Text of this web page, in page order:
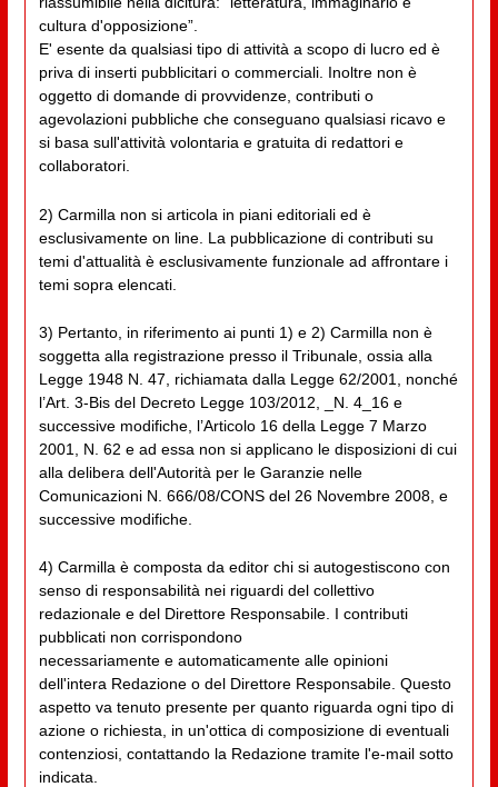
cultura d'opposizione”.
E' esente da qualsiasi tipo di attività a scopo di lucro ed è
priva di inserti pubblicitari o commerciali. Inoltre non è
oggetto di domande di provvidenze, contributi o
agevolazioni pubbliche che conseguano qualsiasi ricavo e
si basa sull'attività volontaria e gratuita di redattori e
collaboratori.
2) Carmilla non si articola in piani editoriali ed è
esclusivamente on line. La pubblicazione di contributi su
temi d'attualità è esclusivamente funzionale ad affrontare i
temi sopra elencati.
3) Pertanto, in riferimento ai punti 1) e 2) Carmilla non è
soggetta alla registrazione presso il Tribunale, ossia alla
Legge 1948 N. 47, richiamata dalla Legge 62/2001, nonché
l’Art. 3-Bis del Decreto Legge 103/2012, _N. 4_16 e
successive modifiche, l’Articolo 16 della Legge 7 Marzo
2001, N. 62 e ad essa non si applicano le disposizioni di cui
alla delibera dell'Autorità per le Garanzie nelle
Comunicazioni N. 666/08/CONS del 26 Novembre 2008, e
successive modifiche.
4) Carmilla è composta da editor chi si autogestiscono con
senso di responsabilità nei riguardi del collettivo
redazionale e del Direttore Responsabile. I contributi
pubblicati non corrispondono
necessariamente e automaticamente alle opinioni
dell'intera Redazione o del Direttore Responsabile. Questo
aspetto va tenuto presente per quanto riguarda ogni tipo di
azione o richiesta, in un'ottica di composizione di eventuali
contenziosi, contattando la Redazione tramite l'e-mail sotto
indicata.